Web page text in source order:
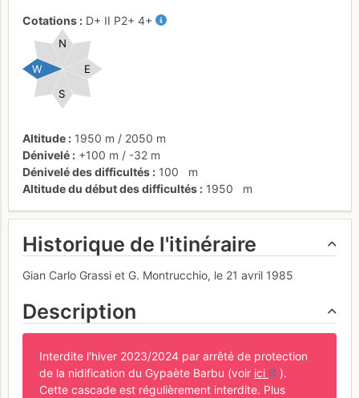
Cotations D+ II P2+ 4+
E
W
S
N
Altitude 1950 m / 2050 m
Dénivelé
+100 m / -32 m
Dénivelé des difficultés
100
m
Altitude du début des difficultés
1950 m
Historique de l'itinéraire
Gian Carlo Grassi et G. Montrucchio, le 21 avril 1985
Description
Interdite l'hiver 2023/2024 par arrêté de protection
de la nidification du Gypaète Barbu (voir ici
).
Cette cascade est régulièrement interdite. Plus